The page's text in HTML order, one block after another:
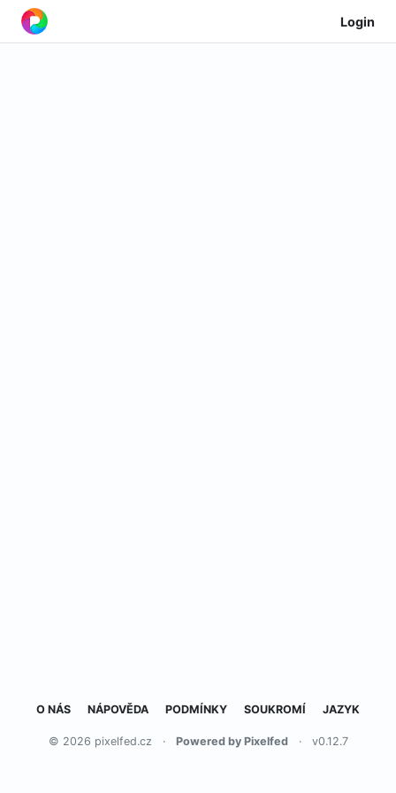
Login
O NÁS NÁPOVĚDA PODMÍNKY SOUKROMÍ JAZYK
© 2026 pixelfed.cz · Powered by Pixelfed · v0.12.7